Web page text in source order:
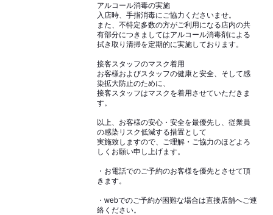
アルコール消毒の実施
入店時、手指消毒にご協力くださいませ。
また、不特定多数の方がご利用になる店内の共
有部分につきましてはアルコール消毒剤による
拭き取り清掃を定期的に実施しております。
接客スタッフのマスク着用
お客様およびスタッフの健康と安全、そして感
染拡大防止のために、
接客スタッフはマスクを着用させていただきま
す。
以上、お客様の安心・安全を最優先し、従業員
の感染リスク低減する措置として
実施致しますので、ご理解・ご協力のほどよろ
しくお願い申し上げます。
・お電話でのご予約のお客様を優先とさせて頂
きます。
・webでのご予約が困難な場合は直接店舗へご連
絡ください。